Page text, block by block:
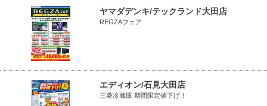
ヤマダデンキ/テックランド大田店
REGZAフェア
エディオン/石見大田店
三菱冷蔵庫 期間限定値下げ！